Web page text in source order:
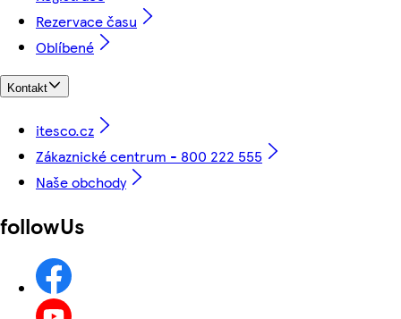
Rezervace času
Oblíbené
Kontakt
itesco.cz
Zákaznické centrum - 800 222 555
Naše obchody
followUs